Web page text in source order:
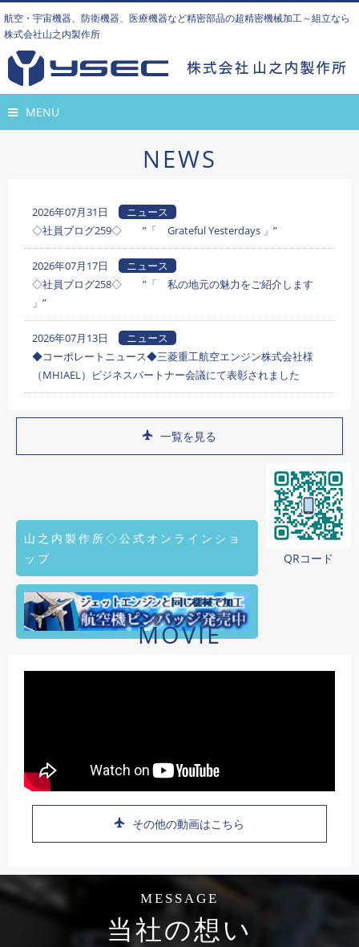
航空・宇宙機器、防衛機器、医療機器など精密部品の超精密機械加工～組立なら
株式会社山之内製作所
MENU
NEWS
2026年07月31日
ニュース
◇社員ブログ259◇ ”「 Grateful Yesterdays 」”
2026年07月17日
ニュース
◇社員ブログ258◇ ”「 私の地元の魅力をご紹介します
」”
2026年07月13日
ニュース
◆コーポレートニュース◆三菱重工航空エンジン株式会社様
（MHIAEL）ビジネスパートナー会議にて表彰されました
一覧を見る
山之内製作所◇公式オンラインショ
ップ
QRコード
MOVIE
その他の動画はこちら
MESSAGE
当社の想い